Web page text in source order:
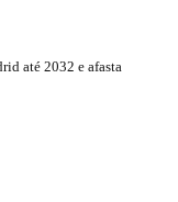
até 2032 e afasta